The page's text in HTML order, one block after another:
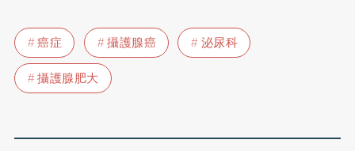
癌症 攝護腺癌
泌尿科
攝護腺肥大